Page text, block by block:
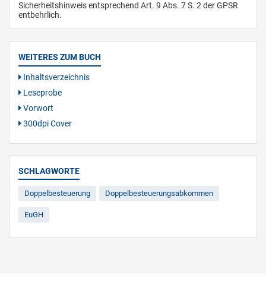
Sicherheitshinweis entsprechend Art. 9 Abs. 7 S. 2 der GPSR
entbehrlich.
WEITERES ZUM BUCH
Inhaltsverzeichnis
Leseprobe
Vorwort
300dpi Cover
SCHLAGWORTE
Doppelbesteuerung Doppelbesteuerungsabkommen
EuGH